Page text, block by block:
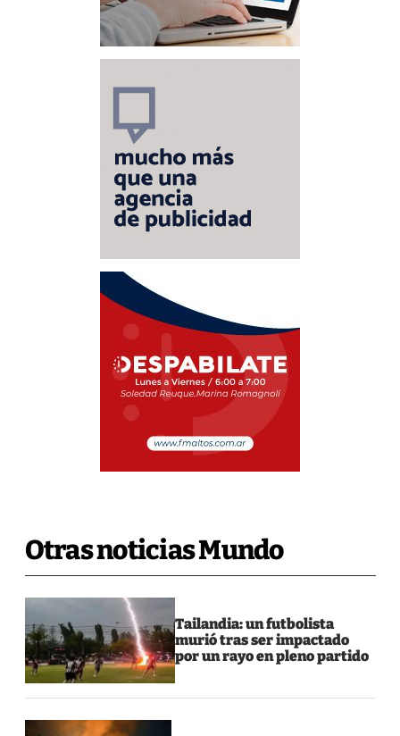
Otras noticias Mundo
Tailandia: un futbolista
murió tras ser impactado
por un rayo en pleno partido